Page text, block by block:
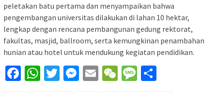
peletakan batu pertama dan menyampaikan bahwa
pengembangan universitas dilakukan di lahan 10 hektar,
lengkap dengan rencana pembangunan gedung rektorat,
fakultas, masjid, ballroom, serta kemungkinan penambahan
hunian atau hotel untuk mendukung kegiatan pendidikan.
Facebook
WhatsApp
Twitter
Messenger
EmailWeChatMessage